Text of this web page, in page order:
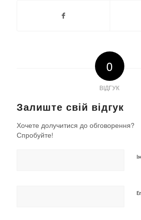
0
ВІДГУК
Залиште свій відгук
Хочете долучитися до обговорення?
Спробуйте!